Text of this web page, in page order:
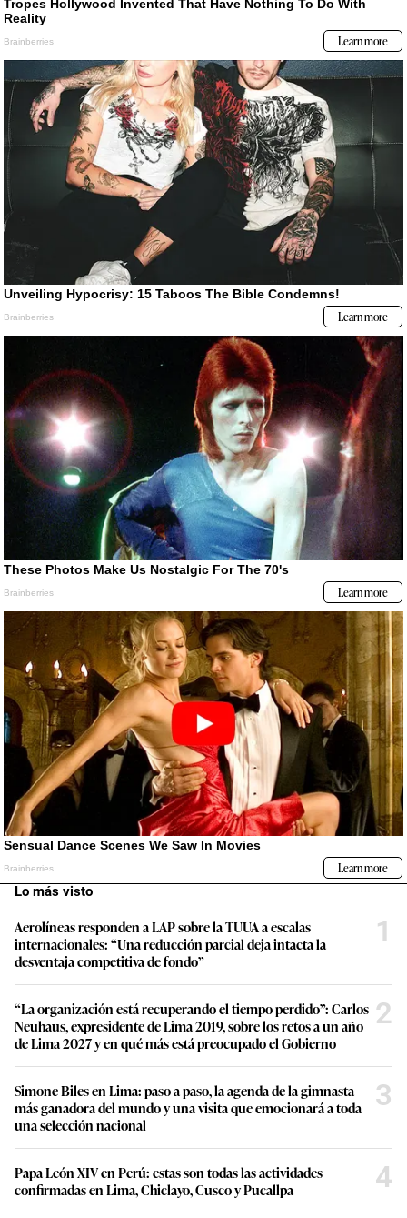
Lo más visto
Aerolíneas responden a LAP sobre la TUUA a escalas
internacionales: “Una reducción parcial deja intacta la
desventaja competitiva de fondo”
1
“La organización está recuperando el tiempo perdido”: Carlos
Neuhaus, expresidente de Lima 2019, sobre los retos a un año
de Lima 2027 y en qué más está preocupado el Gobierno
2
Simone Biles en Lima: paso a paso, la agenda de la gimnasta
más ganadora del mundo y una visita que emocionará a toda
una selección nacional
3
Papa León XIV en Perú: estas son todas las actividades
confirmadas en Lima, Chiclayo, Cusco y Pucallpa
4